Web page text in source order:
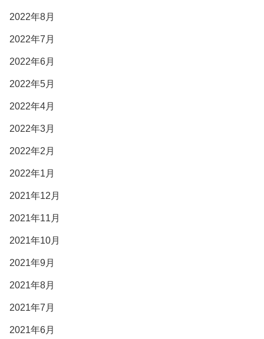
2022年8月
2022年7月
2022年6月
2022年5月
2022年4月
2022年3月
2022年2月
2022年1月
2021年12月
2021年11月
2021年10月
2021年9月
2021年8月
2021年7月
2021年6月